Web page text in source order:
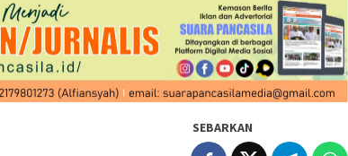
SEBARKAN